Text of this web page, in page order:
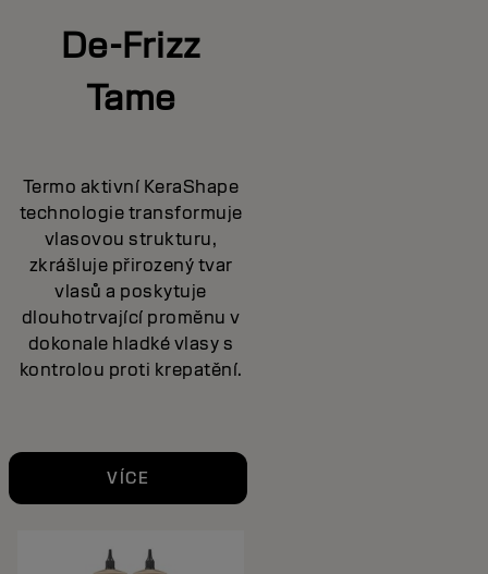
De-Frizz
Tame
Termo aktivní KeraShape
technologie transformuje
vlasovou strukturu,
zkrášluje přirozený tvar
vlasů a poskytuje
dlouhotrvající proměnu v
dokonale hladké vlasy s
kontrolou proti krepatění.
VÍCE